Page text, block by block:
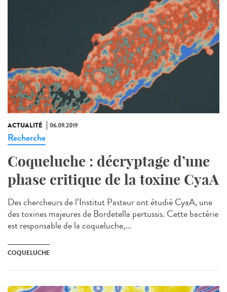
ACTUALITÉ 06.09.2019
Recherche
Coqueluche : décryptage d’une
phase critique de la toxine CyaA
Des chercheurs de l’Institut Pasteur ont étudié CyaA, une
des toxines majeures de Bordetella pertussis. Cette bactérie
est responsable de la coqueluche,...
COQUELUCHE